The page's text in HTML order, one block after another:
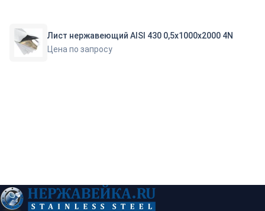
Лист нержавеющий AISI 430 0,5х1000х2000 4N
Цена по запросу